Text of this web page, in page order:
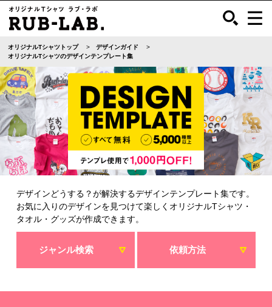
オリジナルTシャツトップ
デザインガイド
オリジナルTシャツのデザインテンプレート集
デザインどうする？が解決するデザインテンプレート集です。
お気に入りのデザインを見つけて楽しくオリジナルTシャツ・
タオル・グッズが作成できます。
ジャンル検索 依頼方法